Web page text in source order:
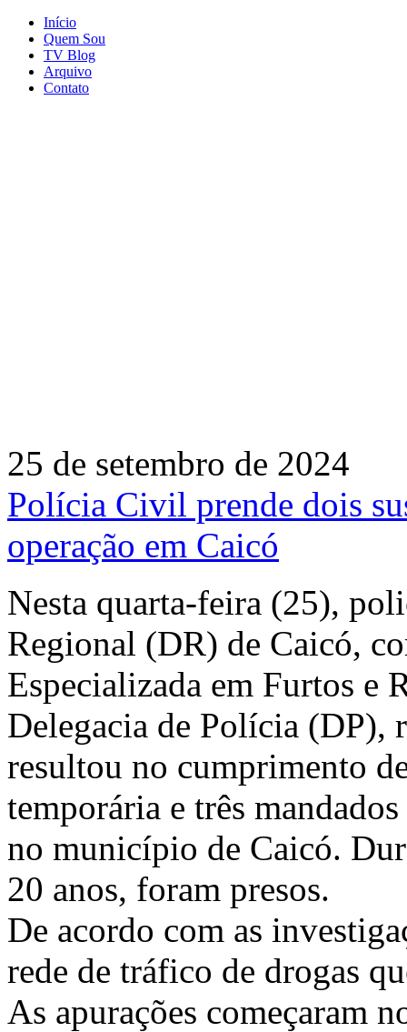
Início
Quem Sou
TV Blog
Arquivo
Contato
25 de setembro de 2024
Polícia Civil prende dois
operação em Caicó
Nesta quarta-feira (25),
Regional (DR) de Caicó,
Especializada em Furtos e
Delegacia de Polícia (DP),
resultou no cumprimento
temporária e três
no município de Caicó.
20 anos, foram presos.
De acordo com as
rede de tráfico de drogas
As apurações começaram